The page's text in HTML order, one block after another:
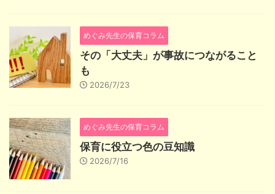
めぐみ先生の保育コラム
その「大丈夫」が事故につながること
も
2026/7/23
めぐみ先生の保育コラム
保育に役立つ色の豆知識
2026/7/16